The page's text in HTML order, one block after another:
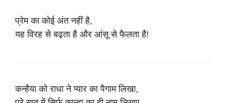
प्रेम का कोई अंत नहीं है,
यह विरह से बढ़ता है और आंसू से फैलता है!
कन्हैया को राधा ने प्यार का पैगाम लिखा,